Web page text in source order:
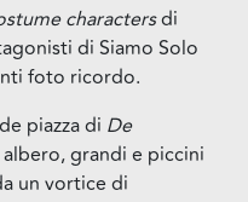
charactersdi
di Siamo Solo
foto ricordo.
piazza di De
grandi e piccini
un vortice di